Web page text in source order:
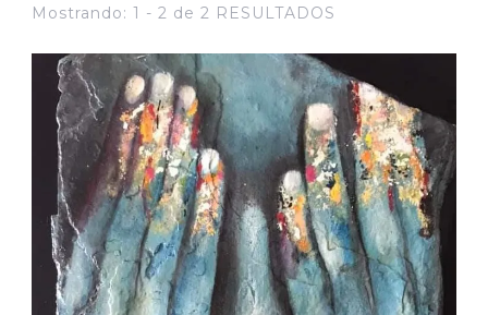
Mostrando: 1 - 2 de 2 RESULTADOS